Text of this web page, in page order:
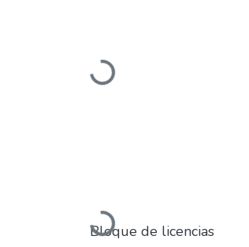
Cargando...
Cargando...
Bloque de licencias